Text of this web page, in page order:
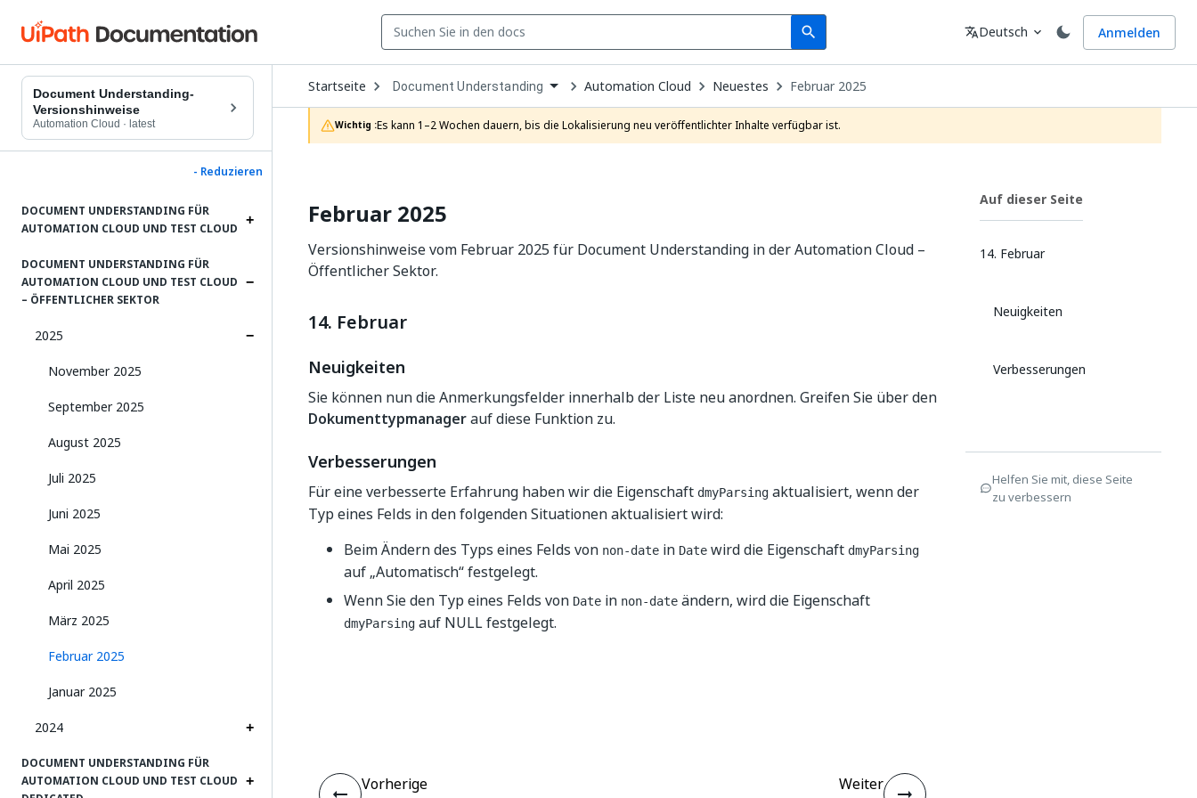
search
Search Sprache
translateDeutsch expand_more Anmelden
Document Understanding-
Versionshinweise
Automation Cloud · latest
- Reduzieren
DOCUMENT UNDERSTANDING FÜR
AUTOMATION CLOUD UND TEST CLOUD
DOCUMENT UNDERSTANDING FÜR
AUTOMATION CLOUD UND TEST CLOUD
– ÖFFENTLICHER SEKTOR
2025
November 2025
September 2025
August 2025
Juli 2025
Juni 2025
Mai 2025
April 2025
März 2025
Februar 2025
Januar 2025
2024
DOCUMENT UNDERSTANDING FÜR
AUTOMATION CLOUD UND TEST CLOUD
Startseite Open
Dropdown
to
choose
product
Document Understanding Automation Cloud Neuestes Februar 2025
Wichtig :Es kann 1–2 Wochen dauern, bis die Lokalisierung neu veröffentlichter Inhalte verfügbar ist.
Februar 2025
Versionshinweise vom Februar 2025 für Document Understanding in der Automation Cloud –
Öffentlicher Sektor.
14. Februar
Neuigkeiten
Sie können nun die Anmerkungsfelder innerhalb der Liste neu anordnen. Greifen Sie über den
Dokumenttypmanagerauf diese Funktion zu.
Verbesserungen
Für eine verbesserte Erfahrung haben wir die Eigenschaft dmyParsing aktualisiert, wenn der
Typ eines Felds in den folgenden Situationen aktualisiert wird:
Beim Ändern des Typs eines Felds von non-date in Date wird die Eigenschaft dmyParsing
auf „Automatisch“ festgelegt.
Wenn Sie den Typ eines Felds von Date in non-date ändern, wird die Eigenschaft
dmyParsing auf NULL festgelegt.
Auf dieser Seite
14. Februar
Neuigkeiten
Verbesserungen
Helfen Sie mit, diese Seite
zu verbessern
Vorherige
Weiter